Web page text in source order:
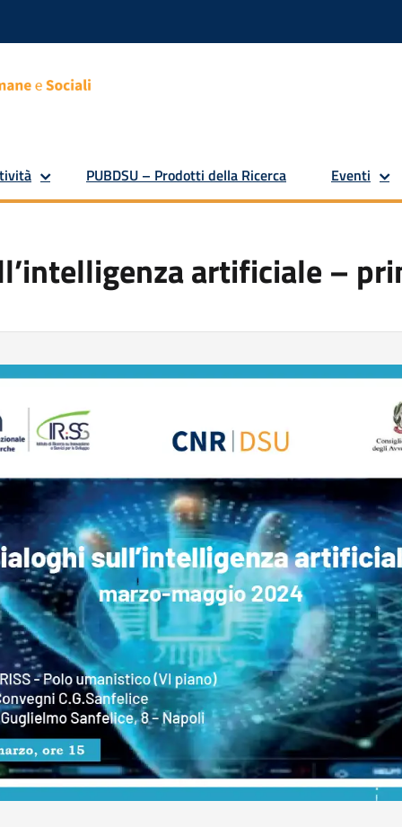
PUBDSU – Prodotti della Ricerca Eventi
artificiale –